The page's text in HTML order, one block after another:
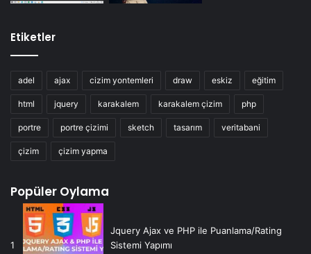
Etiketler
adel ajax cizim yontemleri draw eskiz eğitim
html jquery karakalem karakalem çizim php
portre portre çizimi sketch tasarım veritabani
çizim çizim yapma
Popüler Oylama
1
Jquery Ajax ve PHP ile Puanlama/Rating
Sistemi Yapımı